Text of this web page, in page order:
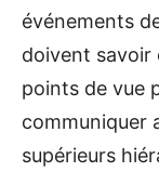
événements
doivent savoir
points de vue
communiquer
supérieurs